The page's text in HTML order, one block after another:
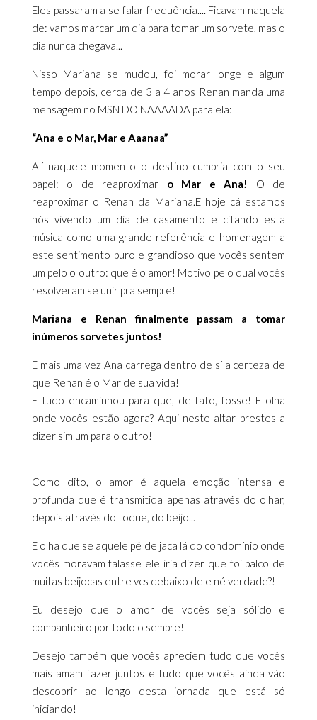
Eles passaram a se falar frequência.... Ficavam naquela
de: vamos marcar um dia para tomar um sorvete, mas o
dia nunca chegava...
Nisso Mariana se mudou, foi morar longe e algum
tempo depois, cerca de 3 a 4 anos Renan manda uma
mensagem no MSN DO NAAAADA para ela:
“Ana e o Mar, Mar e Aaanaa”
Alí naquele momento o destino cumpria com o seu
papel: o de reaproximar o Mar e Ana!
O de
reaproximar o Renan da Mariana.E hoje cá estamos
nós vivendo um dia de casamento e citando esta
música como uma grande referência e homenagem a
este sentimento puro e grandioso que vocês sentem
um pelo o outro: que é o amor! Motivo pelo qual vocês
resolveram se unir pra sempre!
Mariana e Renan finalmente passam a tomar
inúmeros sorvetes juntos!
E mais uma vez Ana carrega dentro de sí a certeza de
que Renan é o Mar de sua vida!
E tudo encaminhou para que, de fato, fosse! E olha
onde vocês estão agora? Aqui neste altar prestes a
dizer sim um para o outro!
Como dito, o amor é aquela emoção intensa e
profunda que é transmitida apenas através do olhar,
depois através do toque, do beijo...
E olha que se aquele pé de jaca lá do condomínio onde
vocês moravam falasse ele iria dizer que foi palco de
muitas beijocas entre vcs debaixo dele né verdade?!
Eu desejo que o amor de vocês seja sólido e
companheiro por todo o sempre!
Desejo também que vocês apreciem tudo que vocês
mais amam fazer juntos e tudo que vocês ainda vão
descobrir ao longo desta jornada que está só
iniciando!